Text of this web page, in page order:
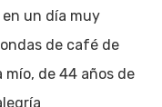
un día muy
de café de
mío, de 44 años de